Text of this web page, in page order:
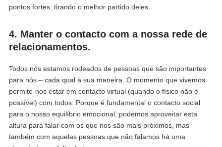
pontos fortes, tirando o melhor partido deles.
4. Manter o contacto com a nossa rede de
relacionamentos.
Todos nós estamos rodeados de pessoas que são importantes
para nós – cada qual à sua maneira. O momento que vivemos
permite-nos estar em contacto virtual (quando o físico não é
possível) com todos. Porque é fundamental o contacto social
para o nosso equilíbrio emocional, podemos aproveitar esta
altura para falar com os que nos são mais próximos, mas
também com aquelas pessoas que não falamos há uma